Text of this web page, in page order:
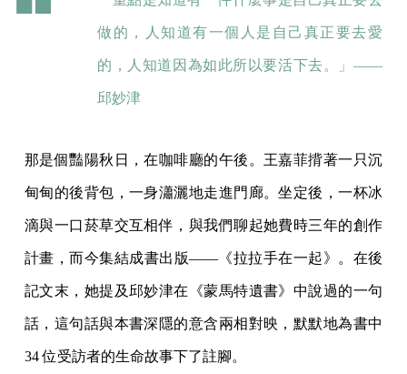
做的，人知道有一個人是自己真正要去愛
的，人知道因為如此所以要活下去。」——
邱妙津
那是個豔陽秋日，在咖啡廳的午後。王嘉菲揹著一只沉
甸甸的後背包，一身瀟灑地走進門廊。坐定後，一杯冰
滴與一口菸草交互相伴，與我們聊起她費時三年的創作
計畫，而今集結成書出版——《拉拉手在一起》。在後
記文末，她提及邱妙津在《蒙馬特遺書》中說過的一句
話，這句話與本書深隱的意含兩相對映，默默地為書中
34 位受訪者的生命故事下了註腳。